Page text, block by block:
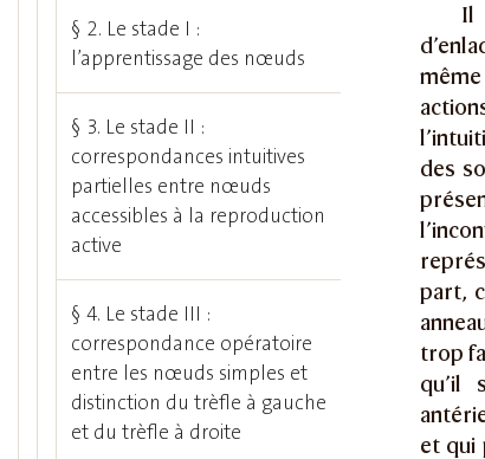
Il
des
part,
trop
qu’il
et qui
§ 2. Le stade I :
l’apprentissage des nœuds
§ 3. Le stade II :
correspondances intuitives
partielles entre nœuds
accessibles à la reproduction
active
§ 4. Le stade III :
correspondance opératoire
entre les nœuds simples et
distinction du trèfle à gauche
et du trèfle à droite